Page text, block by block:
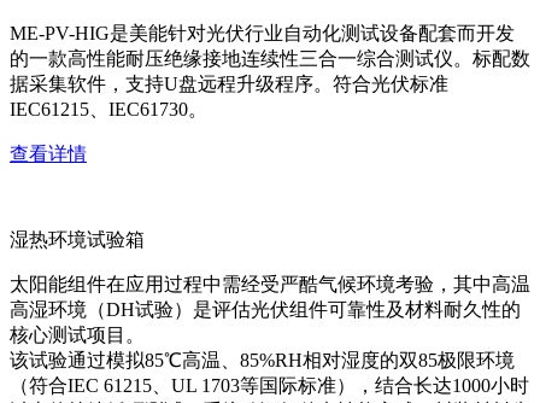
ME-PV-HIG是美能针对光伏行业自动化测试设备配套而开发
的一款高性能耐压绝缘接地连续性三合一综合测试仪。标配数
据采集软件，支持U盘远程升级程序。符合光伏标准
IEC61215、IEC61730。
查看详情
湿热环境试验箱
太阳能组件在应用过程中需经受严酷气候环境考验，其中高温
高湿环境（DH试验）是评估光伏组件可靠性及材料耐久性的
核心测试项目。
该试验通过模拟85℃高温、85%RH相对湿度的双85极限环境
（符合IEC 61215、UL 1703等国际标准），结合长达1000小时